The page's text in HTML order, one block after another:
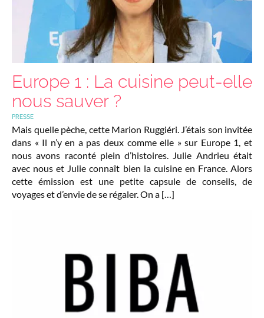
Europe 1 : La cuisine peut-elle
nous sauver ?
PRESSE
Mais quelle pèche, cette Marion Ruggiéri. J’étais son invitée
dans « Il n’y en a pas deux comme elle » sur Europe 1, et
nous avons raconté plein d’histoires. Julie Andrieu était
avec nous et Julie connaît bien la cuisine en France. Alors
cette émission est une petite capsule de conseils, de
voyages et d’envie de se régaler. On a […]